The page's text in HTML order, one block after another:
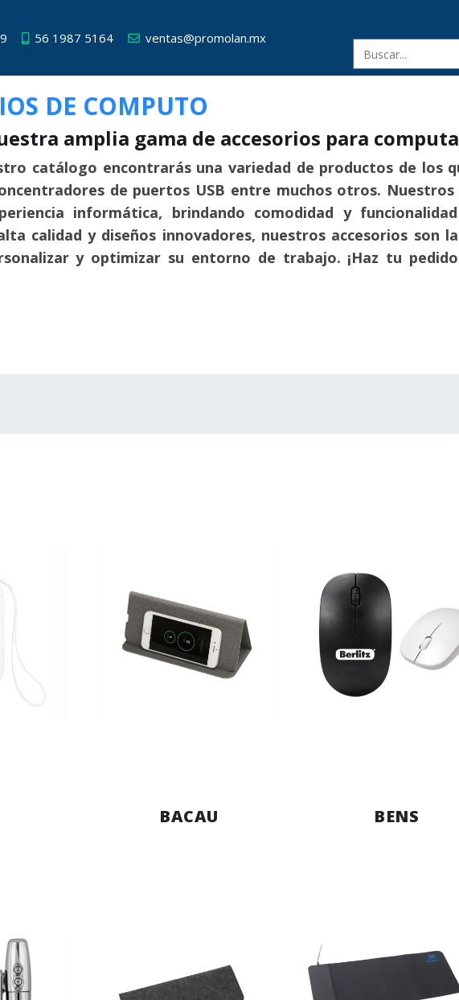
56 1987 5164 ventas@promolan.mx
DE COMPUTO
amplia gama de accesorios para
catálogo encontrarás una variedad de productos de los
de puertos USB entre muchos otros.
informática, brindando comodidad y
calidad y diseños innovadores, nuestros accesorios son
y optimizar su entorno de trabajo. ¡Haz tu
BACAU BENS